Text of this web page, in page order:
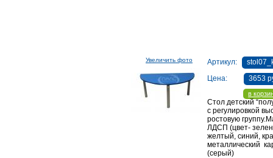
(безцветный)Размеры:
Увеличить фото Артикул:
Цена:
3653
в
Стол детский
с регулировкой
ростовую
ЛДСП (цвет-
желтый, синий,
металлический
(серый)